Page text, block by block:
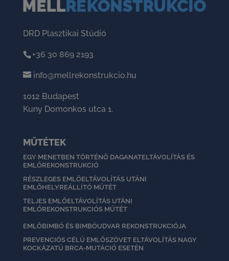
DRD Plasztikai Stúdió
+36 30 869 2193
info@mellrekonstrukcio.hu
1012 Budapest
Kuny Domonkos utca 1.
MŰTÉTEK
EGY MENETBEN TÖRTÉNŐ DAGANATELTÁVOLÍTÁS ÉS
EMLŐREKONSTRUKCIÓ
RÉSZLEGES EMLŐELTÁVOLÍTÁS UTÁNI
EMLŐHELYREÁLLÍTÓ MŰTÉT
TELJES EMLŐELTÁVOLÍTÁS UTÁNI
EMLŐREKONSTRUKCIÓS MŰTÉT
EMLŐBIMBÓ ÉS BIMBÓUDVAR REKONSTRUKCIÓJA
PREVENCIÓS CÉLÚ EMLŐSZÖVET ELTÁVOLÍTÁS NAGY
KOCKÁZATÚ BRCA-MUTÁCIÓ ESETÉN